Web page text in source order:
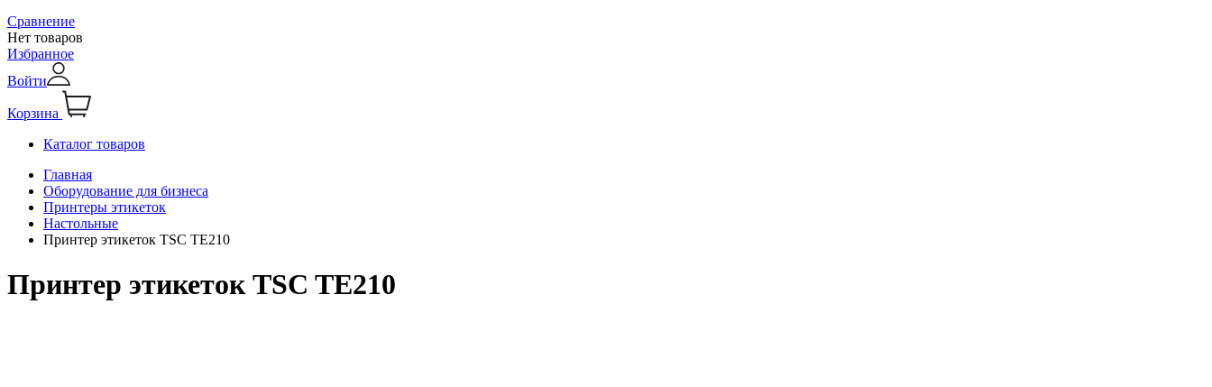
Сравнение
Нет товаров
Избранное
Войти
Корзина
Каталог товаров
Главная
Оборудование для бизнеса
Принтеры этикеток
Настольные
Принтер этикеток TSC TE210
Принтер этикеток TSC TE210